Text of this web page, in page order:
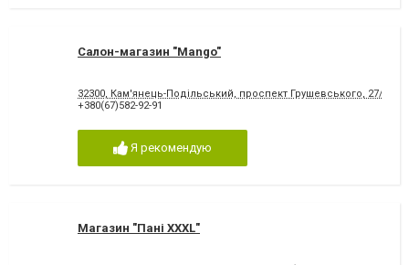
Салон-магазин "Mango"
32300, Кам'янець-Подільський, проспект Грушевського, 27/12
+380(67)582-92-91
Я рекомендую
Магазин "Пані XXXL"